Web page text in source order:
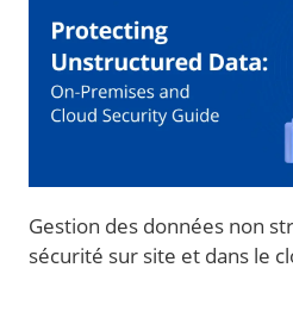
Gestion des données non
sécurité sur site et dans le